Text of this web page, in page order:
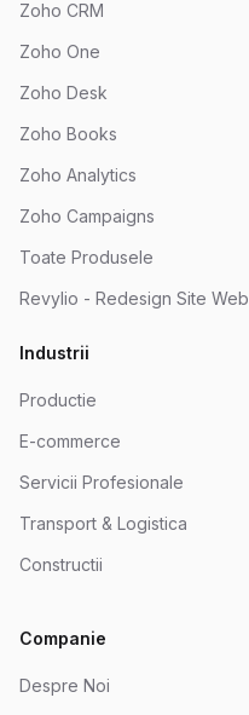
Zoho CRM
Zoho One
Zoho Desk
Zoho Books
Zoho Analytics
Zoho Campaigns
Toate Produsele
Revylio - Redesign Site Web
Industrii
Productie
E-commerce
Servicii Profesionale
Transport & Logistica
Constructii
Companie
Despre Noi